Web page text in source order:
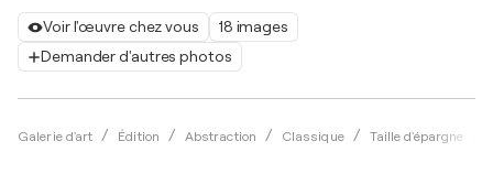
Voir l'œuvre chez vous
18 images
Demander d'autres photos
Galerie d'art Édition Abstraction Classique Taille d'épargne